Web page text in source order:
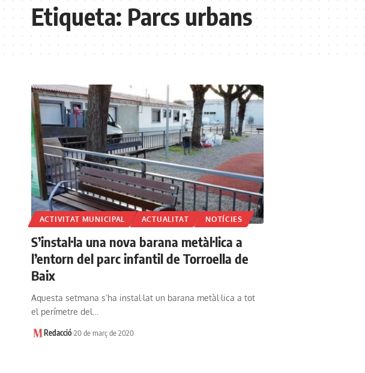
Etiqueta: Parcs urbans
ACTIVITAT MUNICIPAL ACTUALITAT NOTÍCIES
S’instal·la una nova barana metàl·lica a
l’entorn del parc infantil de Torroella de
Baix
Aquesta setmana s’ha instal·lat un barana metàl·lica a tot
el perímetre del…
Redacció 20 de març de 2020